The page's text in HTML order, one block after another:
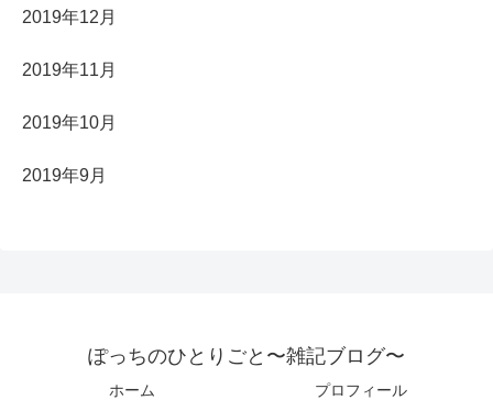
2019年12月
2019年11月
2019年10月
2019年9月
ぽっちのひとりごと〜雑記ブログ〜
ホーム プロフィール